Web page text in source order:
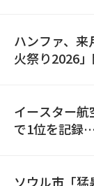
ハンファ、
火祭り2026
イースター
で1位を記録
ソウル市「